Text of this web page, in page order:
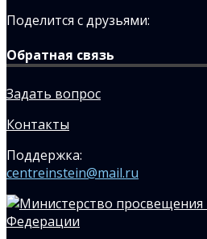
Поделится с друзьями:
Обратная связь
Задать вопрос
Контакты
Поддержка:
centreinstein@mail.ru